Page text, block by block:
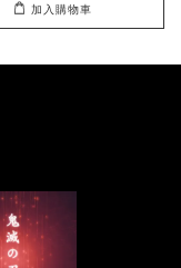
加入購物車